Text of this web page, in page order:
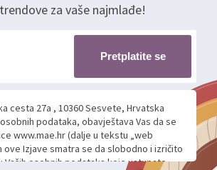
za vaše najmlađe!
Pretplatite se
cesta 27a , 10360 Sesvete, Hrvatska
podataka, obavještava Vas da se
www.mae.hr (dalje u tekstu „web
ove Izjave smatra se da slobodno i izričito
osobnih podataka koje ustupate